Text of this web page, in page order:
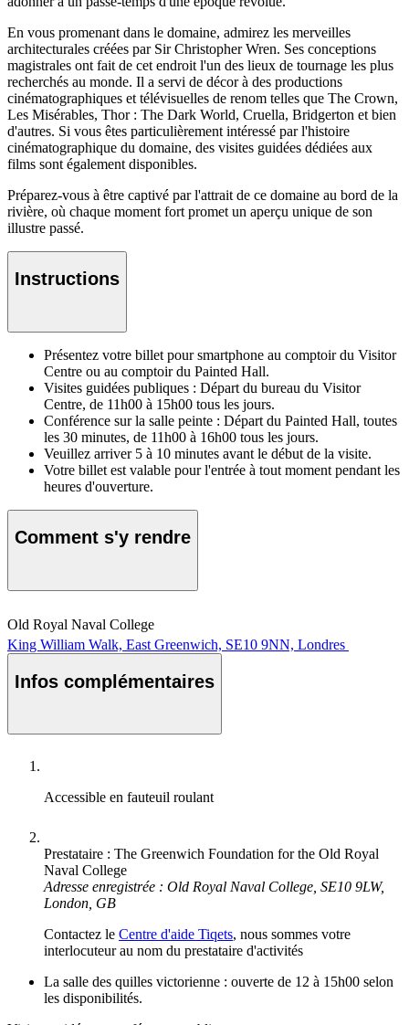
En vous promenant dans le domaine, admirez les merveilles
architecturales créées par Sir Christopher Wren. Ses conceptions
magistrales ont fait de cet endroit l'un des lieux de tournage les plus
recherchés au monde. Il a servi de décor à des productions
cinématographiques et télévisuelles de renom telles que The Crown,
Les Misérables, Thor : The Dark World, Cruella, Bridgerton et bien
d'autres. Si vous êtes particulièrement intéressé par l'histoire
cinématographique du domaine, des visites guidées dédiées aux
films sont également disponibles.
Préparez-vous à être captivé par l'attrait de ce domaine au bord de la
rivière, où chaque moment fort promet un aperçu unique de son
illustre passé.
Instructions
Présentez votre billet pour smartphone au comptoir du Visitor
Centre ou au comptoir du Painted Hall.
Visites guidées publiques : Départ du bureau du Visitor
Centre, de 11h00 à 15h00 tous les jours.
Conférence sur la salle peinte : Départ du Painted Hall, toutes
les 30 minutes, de 11h00 à 16h00 tous les jours.
Veuillez arriver 5 à 10 minutes avant le début de la visite.
Votre billet est valable pour l'entrée à tout moment pendant les
heures d'ouverture.
Comment s'y rendre
Old Royal Naval College
King William Walk, East Greenwich, SE10 9NN, Londres
Infos complémentaires
Accessible en fauteuil roulant
Prestataire : The Greenwich Foundation for the Old Royal
Naval College
Adresse enregistrée : Old Royal Naval College, SE10 9LW,
London, GB
Contactez le Centre d'aide Tiqets, nous sommes votre
interlocuteur au nom du prestataire d'activités
La salle des quilles victorienne : ouverte de 12 à 15h00 selon
les disponibilités.